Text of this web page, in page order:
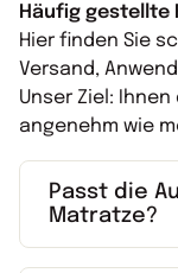
Häufig gestellte
Hier finden Sie
Versand,
Unser Ziel:
angenehm wie
Passt die
Matratze?